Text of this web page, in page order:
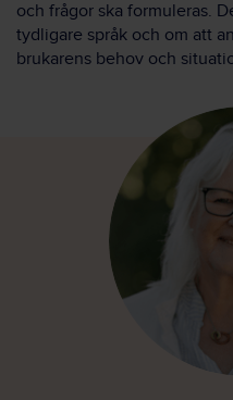
och frågor ska formuleras.
tydligare språk och om att
brukarens behov och